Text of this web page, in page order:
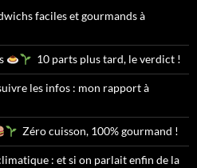
faciles et gourmands à
10 parts plus tard, le verdict !
les infos : mon rapport à
Zéro cuisson, 100% gourmand !
: et si on parlait enfin de la